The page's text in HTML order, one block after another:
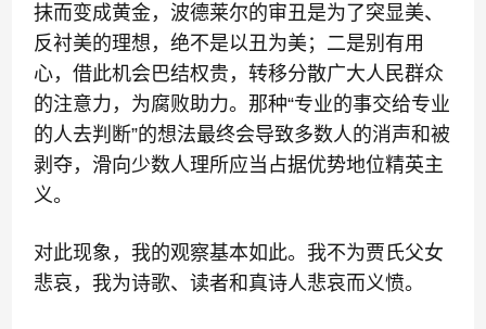
抹而变成黄金，波德莱尔的审丑是为了突显美、
反衬美的理想，绝不是以丑为美；二是别有用
心，借此机会巴结权贵，转移分散广大人民群众
的注意力，为腐败助力。那种“专业的事交给专业
的人去判断”的想法最终会导致多数人的消声和被
剥夺，滑向少数人理所应当占据优势地位精英主
义。
对此现象，我的观察基本如此。我不为贾氏父女
悲哀，我为诗歌、读者和真诗人悲哀而义愤。